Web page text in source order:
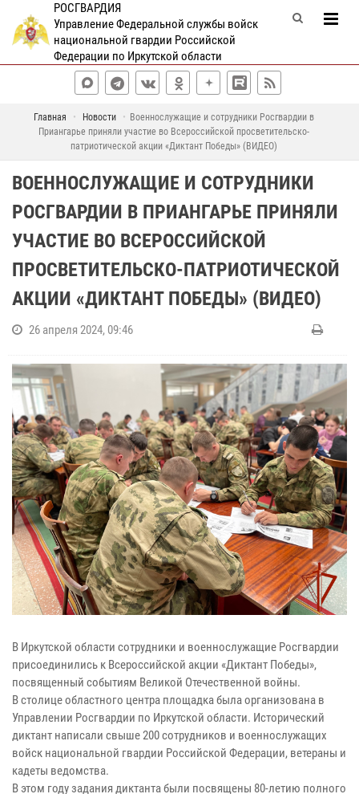
РОСГВАРДИЯ
Управление Федеральной службы войск
национальной гвардии Российской
Федерации по Иркутской области
Главная Новости
Военнослужащие и сотрудники Росгвардии в
Приангарье приняли участие во Всероссийской просветительско-
патриотической акции «Диктант Победы» (ВИДЕО)
ВОЕННОСЛУЖАЩИЕ И СОТРУДНИКИ
РОСГВАРДИИ В ПРИАНГАРЬЕ ПРИНЯЛИ
УЧАСТИЕ ВО ВСЕРОССИЙСКОЙ
ПРОСВЕТИТЕЛЬСКО-ПАТРИОТИЧЕСКОЙ
АКЦИИ «ДИКТАНТ ПОБЕДЫ» (ВИДЕО)
26 апреля 2024, 09:46
В Иркутской области сотрудники и военнослужащие Росгвардии
присоединились к Всероссийской акции «Диктант Победы»,
посвященный событиям Великой Отечественной войны.
В столице областного центра площадка была организована в
Управлении Росгвардии по Иркутской области. Исторический
диктант написали свыше 200 сотрудников и военнослужащих
войск национальной гвардии Российской Федерации, ветераны и
кадеты ведомства.
В этом году задания диктанта были посвящены 80-летию полного